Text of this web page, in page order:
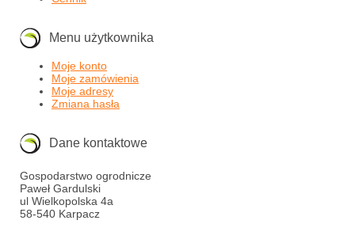
Menu użytkownika
Moje konto
Moje zamówienia
Moje adresy
Zmiana hasła
Dane kontaktowe
Gospodarstwo ogrodnicze
Paweł Gardulski
ul Wielkopolska 4a
58-540 Karpacz